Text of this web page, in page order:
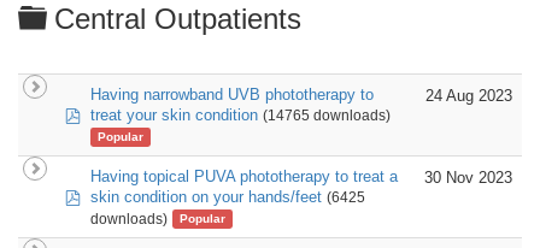
Folder
Central Outpatients
pdf
Having narrowband UVB phototherapy to
treat your skin condition (14765 downloads)
Popular
24 Aug 2023
pdf
Having topical PUVA phototherapy to treat a
skin condition on your hands/feet (6425
downloads)
Popular
30 Nov 2023